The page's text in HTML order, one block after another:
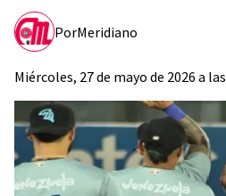
PorMeridiano
Miércoles, 27 de mayo de 2026 a